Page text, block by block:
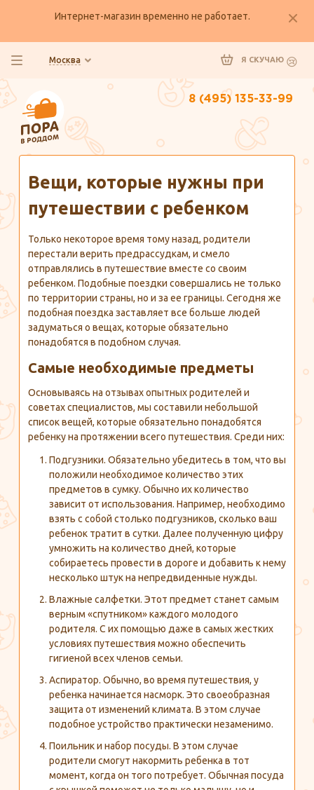
Интернет-магазин временно не работает.
Москва Я СКУЧАЮ
8 (495) 135-33-99
Вещи, которые нужны при
путешествии с ребенком
Только некоторое время тому назад, родители
перестали верить предрассудкам, и смело
отправлялись в путешествие вместе со своим
ребенком. Подобные поездки совершались не только
по территории страны, но и за ее границы. Сегодня же
подобная поездка заставляет все больше людей
задуматься о вещах, которые обязательно
понадобятся в подобном случая.
Самые необходимые предметы
Основываясь на отзывах опытных родителей и
советах специалистов, мы составили небольшой
список вещей, которые обязательно понадобятся
ребенку на протяжении всего путешествия. Среди них:
Подгузники. Обязательно убедитесь в том, что вы
положили необходимое количество этих
предметов в сумку. Обычно их количество
зависит от использования. Например, необходимо
взять с собой столько подгузников, сколько ваш
ребенок тратит в сутки. Далее полученную цифру
умножить на количество дней, которые
собираетесь провести в дороге и добавить к нему
несколько штук на непредвиденные нужды.
Влажные салфетки. Этот предмет станет самым
верным «спутником» каждого молодого
родителя. С их помощью даже в самых жестких
условиях путешествия можно обеспечить
гигиеной всех членов семьи.
Аспиратор. Обычно, во время путешествия, у
ребенка начинается насморк. Это своеобразная
защита от изменений климата. В этом случае
подобное устройство практически незаменимо.
Поильник и набор посуды. В этом случае
родители смогут накормить ребенка в тот
момент, когда он того потребует. Обычная посуда